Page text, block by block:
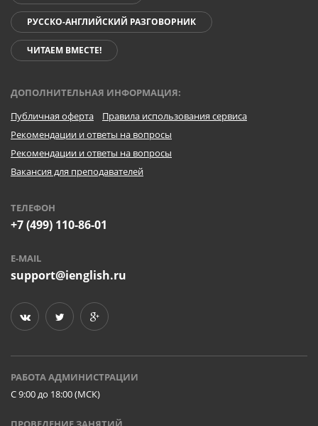
РУССКО-АНГЛИЙСКИЙ РАЗГОВОРНИК
ЧИТАЕМ ВМЕСТЕ!
ДОПОЛНИТЕЛЬНАЯ ИНФОРМАЦИЯ:
Публичная оферта
Правила использования сервиса
Рекомендации и ответы на вопросы
Рекомендации и ответы на вопросы
Вакансия для преподавателей
ТЕЛЕФОН
+7 (499) 110-86-01
E-MAIL
support@ienglish.ru
РАБОТА АДМИНИСТРАЦИИ
C 9:00 до 18:00 (МСК)